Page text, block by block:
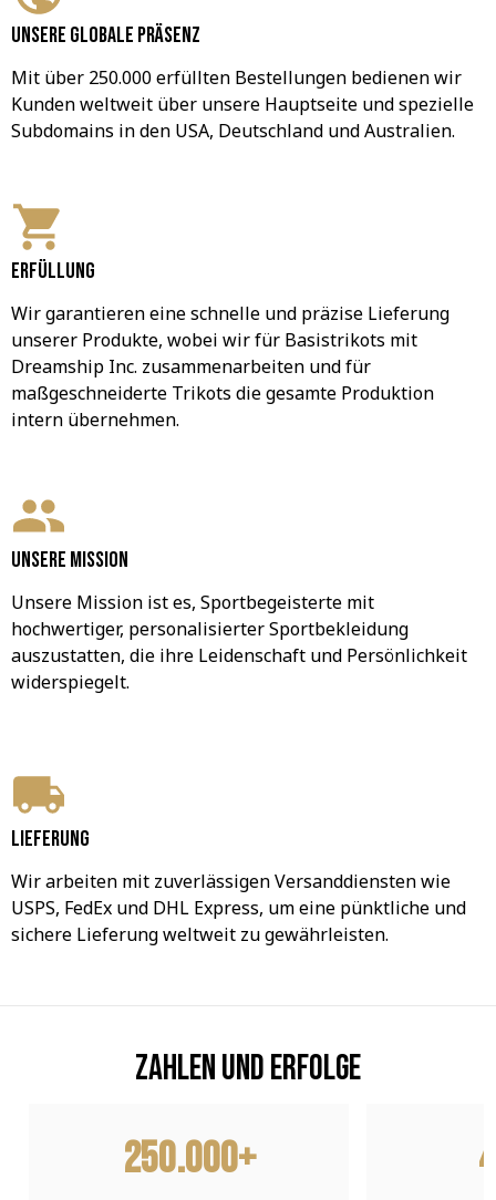
Unsere globale Präsenz
Mit über 250.000 erfüllten Bestellungen bedienen wir
Kunden weltweit über unsere Hauptseite und spezielle
Subdomains in den USA, Deutschland und Australien.
Erfüllung
Wir garantieren eine schnelle und präzise Lieferung
unserer Produkte, wobei wir für Basistrikots mit
Dreamship Inc. zusammenarbeiten und für
maßgeschneiderte Trikots die gesamte Produktion
intern übernehmen.
Unsere Mission
Unsere Mission ist es, Sportbegeisterte mit
hochwertiger, personalisierter Sportbekleidung
auszustatten, die ihre Leidenschaft und Persönlichkeit
widerspiegelt.
Lieferung
Wir arbeiten mit zuverlässigen Versanddiensten wie
USPS, FedEx und DHL Express, um eine pünktliche und
sichere Lieferung weltweit zu gewährleisten.
Zahlen und Erfolge
250.000+